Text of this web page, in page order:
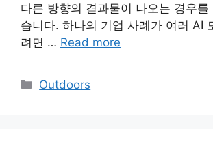
다른 방향의 결과물이 나오는 경우를
습니다. 하나의 기업 사례가 여러 AI
려면 … Read more
Categories
Outdoors